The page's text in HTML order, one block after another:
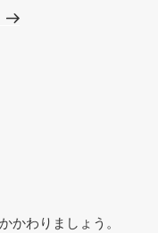
かわりましょう。